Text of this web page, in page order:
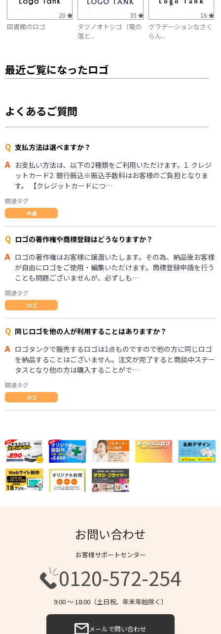
20
図書館のロゴ
35
タツノオトシゴ（竜の
落と...
16
グラデーションなさく
らん...
最近ご覧になったロゴ
よくあるご質問
Q 支払方法は選べますか？
A お支払い方法は、以下の2種類をご利用いただけます。1. クレジ
ットカード2. 銀行振込※振込手数料はお客様のご負担となりま
す。 【クレジットカードにつ…
関連タグ
共通
Q ロゴの著作権や商標登録はどうなりますか？
A ロゴの著作権はお客様に譲渡いたします。その為、納品後お客様
が自由にロゴをご使用・編集いただけます。商標登録申請を行う
ことも問題ございませんが、必ずしも…
関連タグ
ロゴ
Q 同じロゴを他の人が利用することはありますか？
A ロゴタンクで販売するロゴは1点ものですので他の方に同じロゴ
を納品することはございません。注文が完了すると商談中ステー
タスとなり他の方は購入することがで…
関連タグ
ロゴ
お問い合わせ
お客様サポートセンター
0120-572-254
9:00 〜 18:00（土日祝、年末年始除く）
メールで問い合わせ